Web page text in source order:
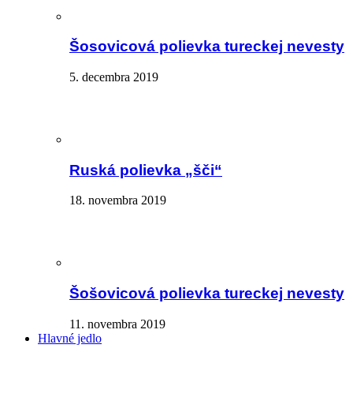
Šosovicová polievka tureckej nevesty
5. decembra 2019
Ruská polievka „šči“
18. novembra 2019
Šošovicová polievka tureckej nevesty
11. novembra 2019
Hlavné jedlo